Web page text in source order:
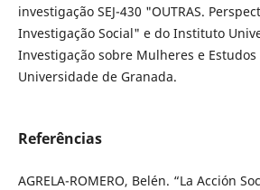
investigação SEJ-430 "OUTRAS.
Investigação Social" e do Instituto
Investigação sobre Mulheres e Estudos
Universidade de Granada.
Referências
AGRELA-ROMERO, Belén. “La Acción